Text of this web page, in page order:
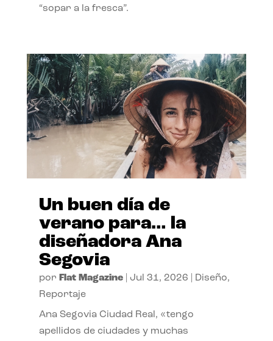
“sopar a la fresca”.
Un buen día de
verano para… la
diseñadora Ana
Segovia
por Flat Magazine| Jul 31, 2026 Diseño,
Reportaje
Ana Segovia Ciudad Real, «tengo
apellidos de ciudades y muchas